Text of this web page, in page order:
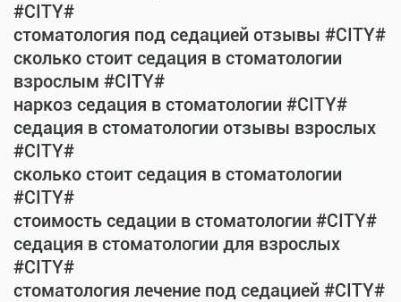
#CITY#
стоматология под седацией отзывы #CITY#
сколько стоит седация в стоматологии
взрослым #CITY#
наркоз седация в стоматологии #CITY#
седация в стоматологии отзывы взрослых
#CITY#
сколько стоит седация в стоматологии
#CITY#
стоимость седации в стоматологии #CITY#
седация в стоматологии для взрослых
#CITY#
стоматология лечение под седацией #CITY#